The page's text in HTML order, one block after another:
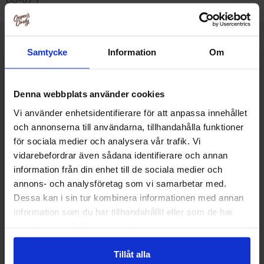
Samtycke Information Om
Denna webbplats använder cookies
Vi använder enhetsidentifierare för att anpassa innehållet
och annonserna till användarna, tillhandahålla funktioner
för sociala medier och analysera vår trafik. Vi
vidarebefordrar även sådana identifierare och annan
information från din enhet till de sociala medier och
annons- och analysföretag som vi samarbetar med.
Dessa kan i sin tur kombinera informationen med annan
information som du har tillhandahållit eller som de har
Tillåt alla
Muut pitivät
OLW Smash Suklaalevy 150g